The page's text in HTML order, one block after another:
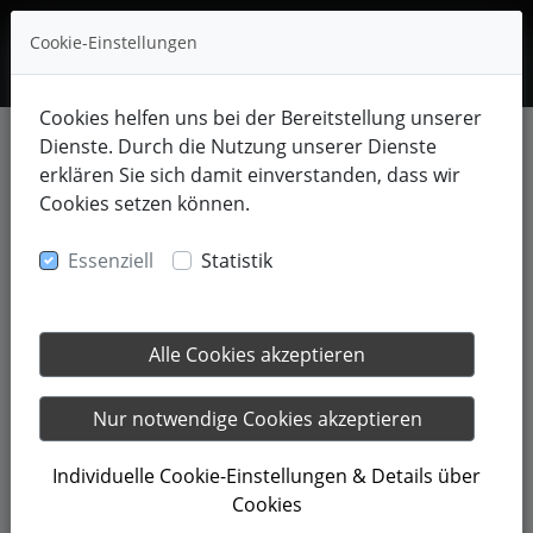
RB FITHOUSE GmbH
Allgemeine Geschäftsbedingungen (AGB)
durch die Unterzeichnung im Studio oder durch den Abschluss über das
bereitgestellte Online-Formular zustande. Im Fall der Onlinebuchung erfolgt
Studio. Das Mitglied kann den online geschlossenen Vertrag innerhalb von
14 Tagen ohne Angabe von Gründen in Textform widerrufen. Die
und online einsehbar.
Cookie-Einstellungen
Cookies helfen uns bei der Bereitstellung unserer
Dienste. Durch die Nutzung unserer Dienste
erklären Sie sich damit einverstanden, dass wir
Cookies setzen können.
Essenziell Statistik
Alle Cookies akzeptieren
Nur notwendige Cookies akzeptieren
Individuelle Cookie-Einstellungen & Details über
Cookies